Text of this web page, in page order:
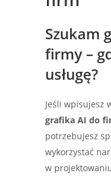
Szukam
firmy –
usługę?
Jeśli wpisujesz
grafika AI do
potrzebujesz
wykorzystać
w